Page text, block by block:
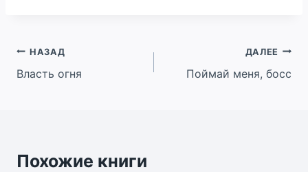
Навигация
по
НАЗАД
Власть огня
ДАЛЕЕ
Поймай меня, босс
Похожие книги